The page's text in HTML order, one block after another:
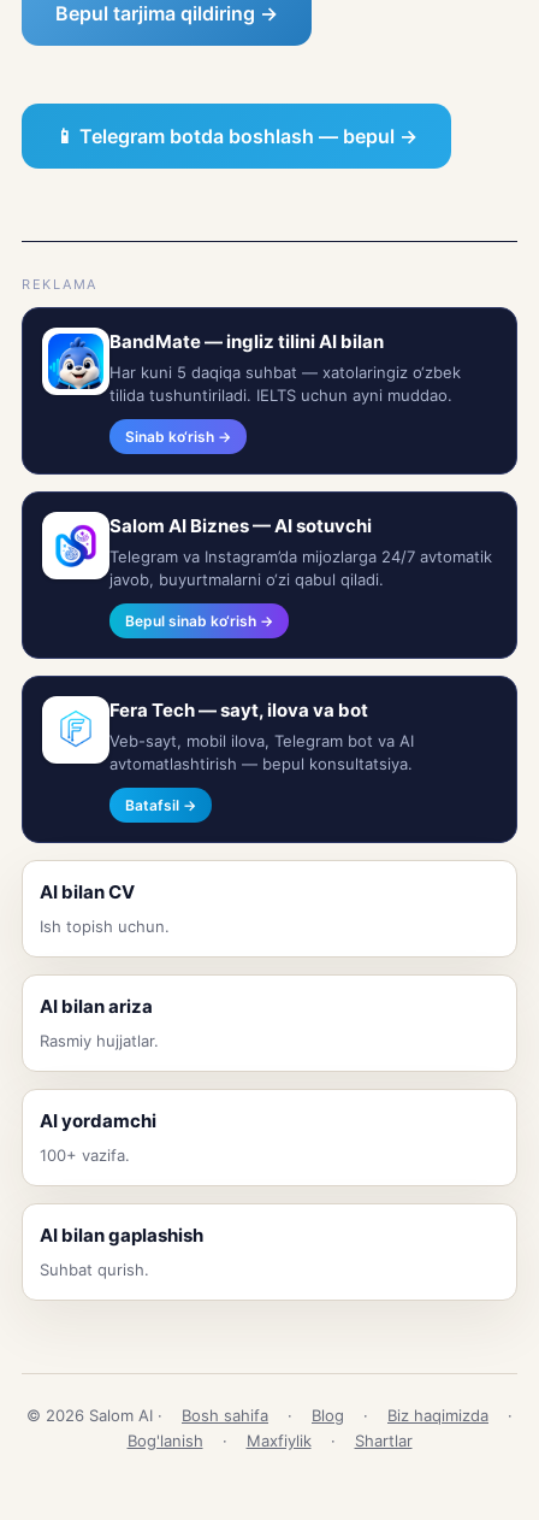
Bepul tarjima qildiring →
📱 Telegram botda boshlash — bepul →
REKLAMA
BandMate — ingliz tilini AI bilan
Har kuni 5 daqiqa suhbat — xatolaringiz o‘zbek
tilida tushuntiriladi. IELTS uchun ayni muddao.
Sinab ko‘rish →
Salom AI Biznes — AI sotuvchi
Telegram va Instagram’da mijozlarga 24/7 avtomatik
javob, buyurtmalarni o‘zi qabul qiladi.
Bepul sinab ko‘rish →
Fera Tech — sayt, ilova va bot
Veb-sayt, mobil ilova, Telegram bot va AI
avtomatlashtirish — bepul konsultatsiya.
Batafsil →
AI bilan CV
Ish topish uchun.
AI bilan ariza
Rasmiy hujjatlar.
AI yordamchi
100+ vazifa.
AI bilan gaplashish
Suhbat qurish.
© 2026 Salom AI · Bosh sahifa · Blog · Biz haqimizda
·
Bog'lanish
· Maxfiylik · Shartlar